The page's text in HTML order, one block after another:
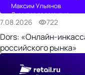
7.08.2026 722
Dors: «Онлайн-
российского рынка»